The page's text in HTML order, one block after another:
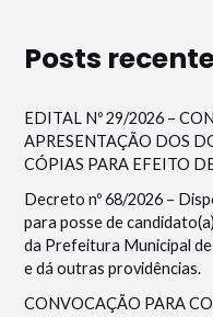
Posts
EDITAL Nº 29/2026 –
APRESENTAÇÃO DOS
CÓPIAS PARA EFEITO
Decreto nº 68/2026 –
para posse de
da Prefeitura Municipal
e dá outras providências.
CONVOCAÇÃO PARA